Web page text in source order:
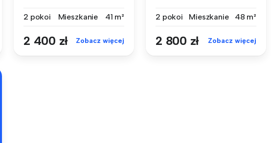
2 pokoi
Mieszkanie 41 m²
2 400 zł Zobacz więcej
2 pokoi
Mieszkanie 48 m²
2 800 zł Zobacz więcej